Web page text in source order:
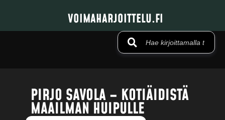
VOIMAHARJOITTELU.FI
PIRJO SAVOLA – KOTIÄIDISTÄ
MAAILMAN HUIPULLE